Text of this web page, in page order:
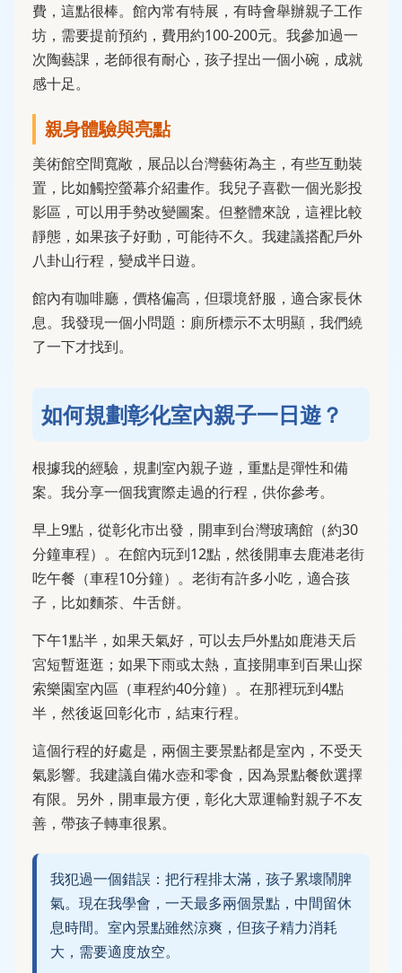
費，這點很棒。館內常有特展，有時會舉辦親子工作
坊，需要提前預約，費用約100-200元。我參加過一
次陶藝課，老師很有耐心，孩子捏出一個小碗，成就
感十足。
親身體驗與亮點
美術館空間寬敞，展品以台灣藝術為主，有些互動裝
置，比如觸控螢幕介紹畫作。我兒子喜歡一個光影投
影區，可以用手勢改變圖案。但整體來說，這裡比較
靜態，如果孩子好動，可能待不久。我建議搭配戶外
八卦山行程，變成半日遊。
館內有咖啡廳，價格偏高，但環境舒服，適合家長休
息。我發現一個小問題：廁所標示不太明顯，我們繞
了一下才找到。
如何規劃彰化室內親子一日遊？
根據我的經驗，規劃室內親子遊，重點是彈性和備
案。我分享一個我實際走過的行程，供你參考。
早上9點，從彰化市出發，開車到台灣玻璃館（約30
分鐘車程）。在館內玩到12點，然後開車去鹿港老街
吃午餐（車程10分鐘）。老街有許多小吃，適合孩
子，比如麵茶、牛舌餅。
下午1點半，如果天氣好，可以去戶外點如鹿港天后
宮短暫逛逛；如果下雨或太熱，直接開車到百果山探
索樂園室內區（車程約40分鐘）。在那裡玩到4點
半，然後返回彰化市，結束行程。
這個行程的好處是，兩個主要景點都是室內，不受天
氣影響。我建議自備水壺和零食，因為景點餐飲選擇
有限。另外，開車最方便，彰化大眾運輸對親子不友
善，帶孩子轉車很累。
我犯過一個錯誤：把行程排太滿，孩子累壞鬧脾
氣。現在我學會，一天最多兩個景點，中間留休
息時間。室內景點雖然涼爽，但孩子精力消耗
大，需要適度放空。